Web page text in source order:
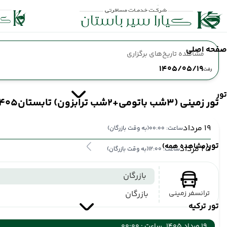
صفحه اصلی
تور
تور(مشاهده همه)
تور ترکیه
مشاهده تاریخ‌های برگزاری
رفت1405/05/19
تور زمینی (3شب باتومی+2شب ترابزون) تابستان1405
19 مرداد ساعت: 00:00 (به وقت بازرگان)
25 مرداد ساعت: 12:00 (به وقت بازرگان)
ترانسفر زمینی
بازرگان
بازرگان